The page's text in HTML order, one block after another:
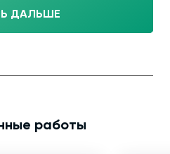
ДАЛЬШЕ
работы